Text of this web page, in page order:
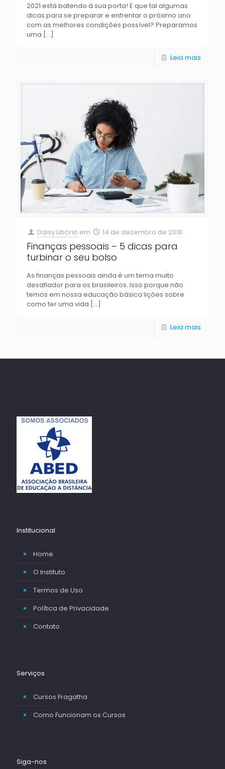
2021 está batendo à sua porta! E que tal algumas
dicas para se preparar e enfrentar o próximo ano
com as melhores condições possível? Preparamos
uma […]
Leia mais
Daisy Libório em 14 de dezembro de 2018
Finanças pessoais – 5 dicas para
turbinar o seu bolso
As finanças pessoais ainda é um tema muito
desafiador para os brasileiros. Isso porque não
temos em nossa educação básica lições sobre
como ter uma vida […]
Leia mais
Institucional
Home
O Instituto
Termos de Uso
Política de Privacidade
Contato
Serviços
Cursos Fragatha
Como Funcionam os Cursos
Siga-nos